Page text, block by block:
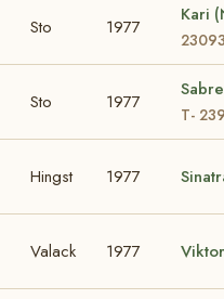
Sto 1977
Kari
Sto 1977
T-
Hingst 1977
Valack 1977